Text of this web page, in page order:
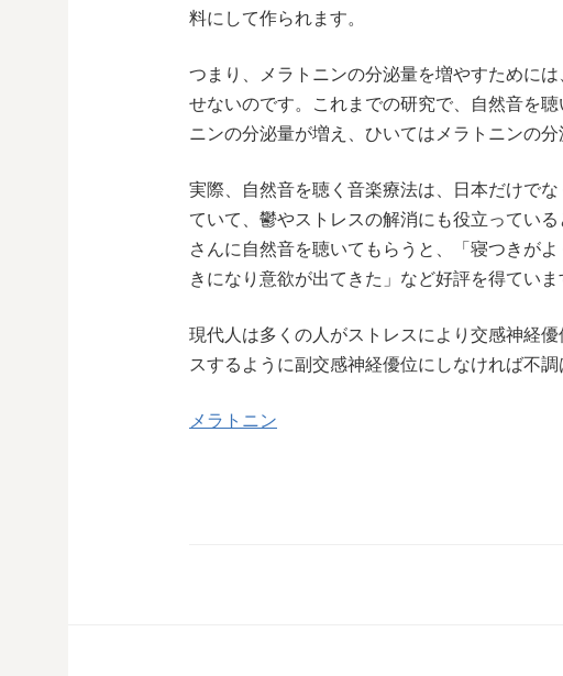
料にして作られます。
つまり、メラトニンの分泌量を増やすために
せないのです。これまでの研究で、自然音を
ニンの分泌量が増え、ひいてはメラトニンの
実際、自然音を聴く音楽療法は、日本だけで
ていて、鬱やストレスの解消にも役立ってい
さんに自然音を聴いてもらうと、「寝つきが
きになり意欲が出てきた」など好評を得ていま
現代人は多くの人がストレスにより交感神経
スするように副交感神経優位にしなければ不調
メラトニン